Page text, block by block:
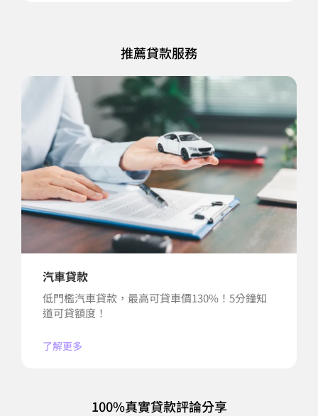
推薦貸款服務
汽車貸款
低門檻汽車貸款，最高可貸車價130%！5分鐘知
道可貸額度！
了解更多
100%真實貸款評論分享